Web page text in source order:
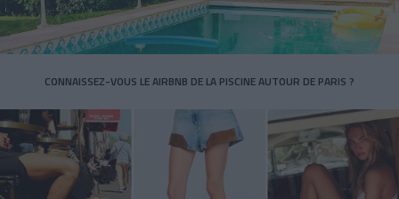
CONNAISSEZ-VOUS LE AIRBNB DE LA PISCINE AUTOUR DE PARIS ?